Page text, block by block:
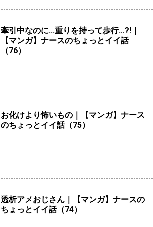
牽引中なのに...重りを持って歩行…?!｜
【マンガ】ナースのちょっとイイ話
（76）
お化けより怖いもの｜【マンガ】ナース
のちょっとイイ話（75）
透析アメおじさん｜【マンガ】ナースの
ちょっとイイ話（74）